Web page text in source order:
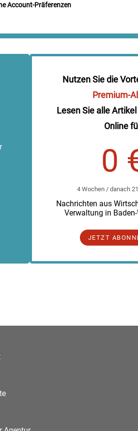
Account-Präferenzen
Nutzen Sie die
Premium-
Lesen Sie alle
Online
0
4 Wochen / danach
Nachrichten aus
Verwaltung in
JETZT